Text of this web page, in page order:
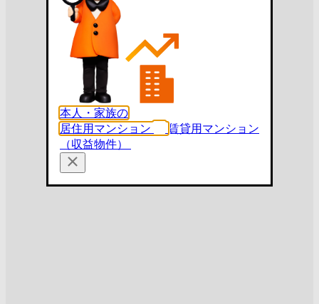
本人・家族の
居住用マンション
賃貸用マンション
（収益物件）